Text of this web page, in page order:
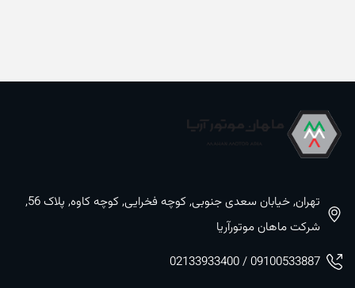
تهران, خیابان سعدی جنوبی, کوچه فخرایی, کوچه کاوه, پلاک 56,
شرکت ماهان موتورآریا
09100533887 / 02133933400